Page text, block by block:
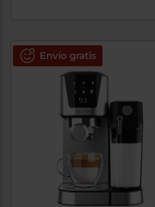
Envío gratis